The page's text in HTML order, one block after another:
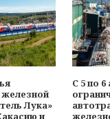
Лука»
и
С 5 по